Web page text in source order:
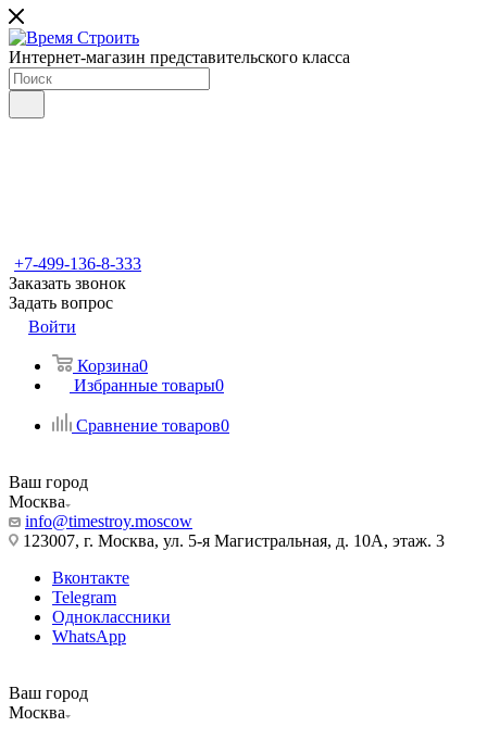
Интернет-магазин представительского класса
+7-499-136-8-333
Заказать звонок
Задать вопрос
Войти
Корзина0
Избранные товары0
Сравнение товаров0
Ваш город
Москва
info@timestroy.moscow
123007, г. Москва, ул. 5-я Магистральная, д. 10А, этаж. 3
Вконтакте
Telegram
Одноклассники
WhatsApp
Ваш город
Москва